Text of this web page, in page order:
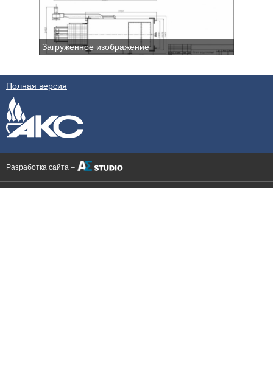
Загруженное изображение
Полная версия
Разработка сайта –